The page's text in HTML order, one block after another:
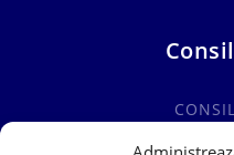
COMISII